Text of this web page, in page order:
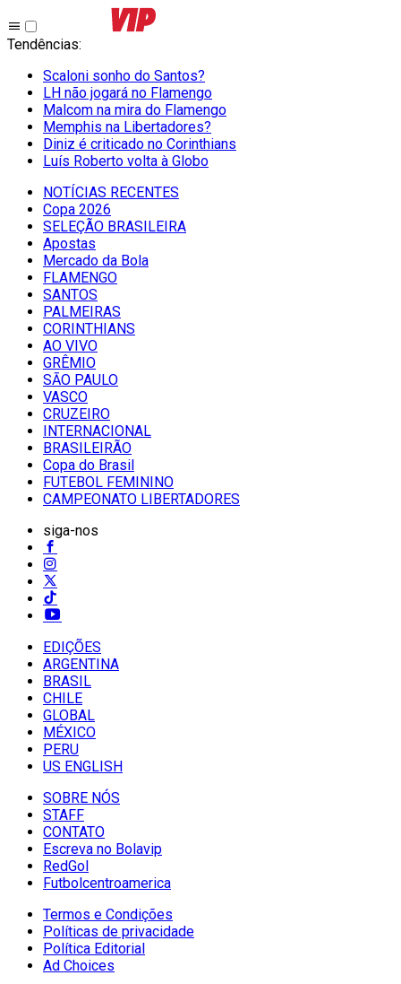
Tendências:
Scaloni sonho do Santos?
LH não jogará no Flamengo
Malcom na mira do Flamengo
Memphis na Libertadores?
Diniz é criticado no Corinthians
Luís Roberto volta à Globo
NOTÍCIAS RECENTES
Copa 2026
SELEÇÃO BRASILEIRA
Apostas
Mercado da Bola
FLAMENGO
SANTOS
PALMEIRAS
CORINTHIANS
AO VIVO
GRÊMIO
SĀO PAULO
VASCO
CRUZEIRO
INTERNACIONAL
BRASILEIRÃO
Copa do Brasil
FUTEBOL FEMININO
CAMPEONATO LIBERTADORES
siga-nos
EDIÇÕES
ARGENTINA
BRASIL
CHILE
GLOBAL
MÉXICO
PERU
US ENGLISH
SOBRE NÓS
STAFF
CONTATO
Escreva no Bolavip
RedGol
Futbolcentroamerica
Termos e Condições
Políticas de privacidade
Política Editorial
Ad Choices